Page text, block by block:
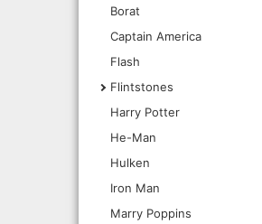
Borat
Captain America
Flash
Flintstones
Harry Potter
He-Man
Hulken
Iron Man
Marry Poppins